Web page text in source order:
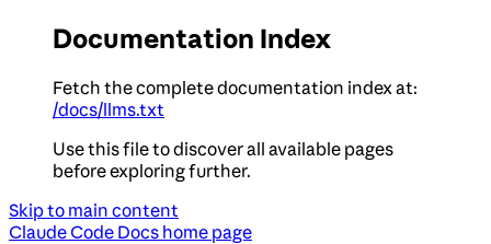
Documentation Index
Fetch the complete documentation index at:
/docs/llms.txt
Use this file to discover all available pages
before exploring further.
Skip to main content
Claude Code Docs home page